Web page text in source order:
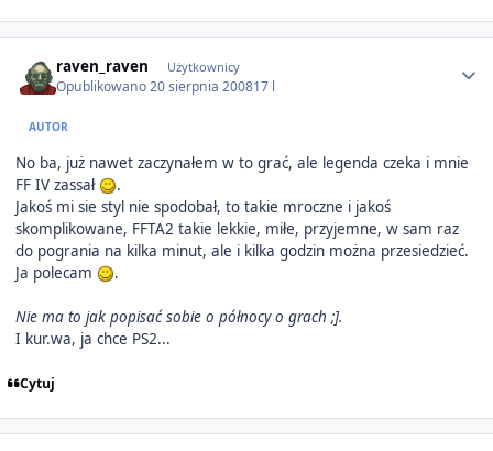
raven_raven Użytkownicy
Opublikowano20 sierpnia 200817 l
AUTOR
No ba, już nawet zaczynałem w to grać, ale legenda czeka i mnie
FF IV zassał
.
Jakoś mi sie styl nie spodobał, to takie mroczne i jakoś
skomplikowane, FFTA2 takie lekkie, miłe, przyjemne, w sam raz
do pogrania na kilka minut, ale i kilka godzin można przesiedzieć.
Ja polecam
.
Nie ma to jak popisać sobie o północy o grach ;].
I kur.wa, ja chce PS2...
Cytuj